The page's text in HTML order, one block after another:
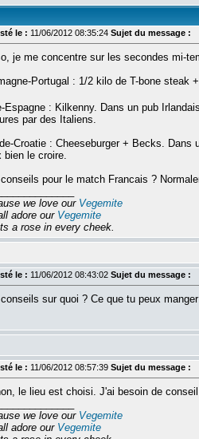
le : 11/06/2012 08:35:24 Sujet du message :
je me concentre sur les secondes mi-
Portugal : 1/2 kilo de T-bone steak
Espagne : Kilkenny. Dans un pub
par des Italiens.
Croatie : Cheeseburger + Becks.
bien le croire.
conseils pour le match Francais ?
we love our Vegemite
adore our Vegemite
a rose in every cheek.
le : 11/06/2012 08:43:02 Sujet du message :
conseils sur quoi ? Ce que tu peux
le : 11/06/2012 08:57:39 Sujet du message :
le lieu est choisi. J'ai besoin de
we love our Vegemite
adore our Vegemite